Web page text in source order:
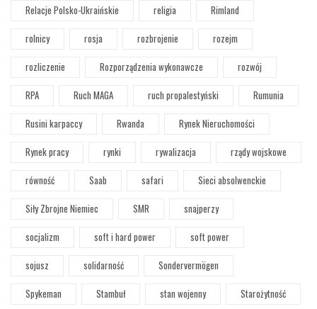
Relacje Polsko-Ukraińskie
religia
Rimland
rolnicy
rosja rozbrojenie
rozejm
rozliczenie
Rozporządzenia wykonawcze
rozwój
RPA
Ruch MAGA ruch propalestyński
Rumunia
Rusini karpaccy
Rwanda
Rynek Nieruchomości
Rynek pracy
rynki rywalizacja
rządy wojskowe
równość
Saab safari
Sieci absolwenckie
Siły Zbrojne Niemiec
SMR
snajperzy
socjalizm
soft i hard power
soft power
sojusz
solidarność
Sondervermögen
Spykeman
Stambuł stan wojenny
Starożytność